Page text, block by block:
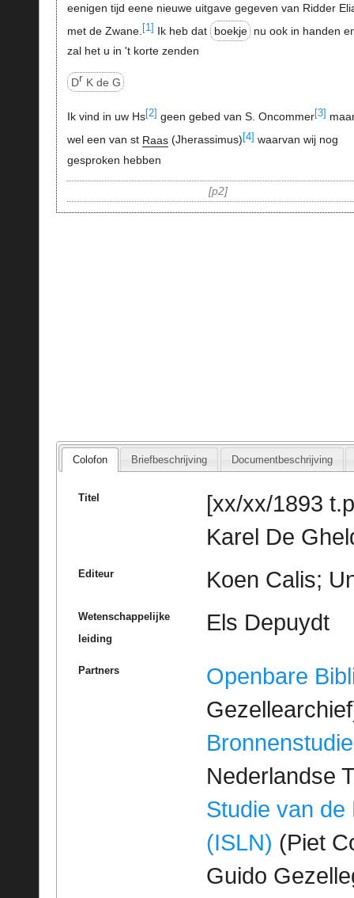
eenigen tijd eene nieuwe uitgave gegeven van Ridder
met de Zwane. [1] Ik heb dat boekje nu ook in handen
zal het u in 't korte zenden
Dr K de G
Ik vind in uw Hs[2] geen gebed van S. Oncommer[3]
wel een van st Raas(Jherassimus) [4] waarvan wij nog
gesproken hebben
p2
Colofon Briefbeschrijving Documentbeschrijving
Titel
[xx/xx/1893
Karel De
Editeur Koen Calis;
Wetenschappelijke
leiding
Els Depuydt
Partners
Openbare
Bronnenstudie
Nederlandse
Studie van de
(ISLN) (Piet
Guido